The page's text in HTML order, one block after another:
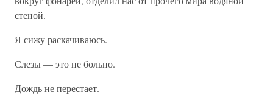
стеной.
Я сижу раскачиваюсь.
Слезы — это не больно.
Дождь не перестает.